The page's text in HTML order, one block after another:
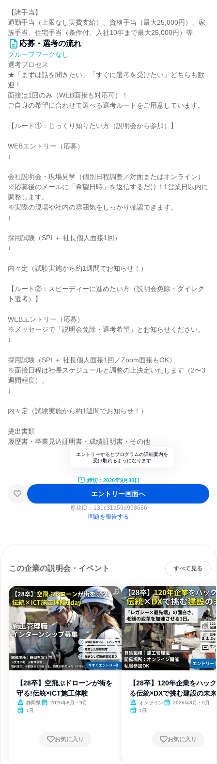
【諸手当】
通勤手当（上限なし実費支給）、資格手当（最大25,000円）、家
族手当、住宅手当（条件付、入社10年まで最大25,000円）等
応募・選考の流れ
グループワークなし
選考プロセス
★「まずは話を聞きたい」「すぐに選考を受けたい」どちらも歓
迎！
面接は1回のみ（WEB面接も対応可）！
ご自身の希望に合わせて選べる選考ルートをご用意しています。
【ルート①：じっくり知りたい方（説明会から参加）】
WEBエントリー（応募）
↓
会社説明会・現場見学（個別日程調整／対面またはオンライン）
※応募後のメールに「希望日時」を返信するだけ！1営業日以内に
調整します。
※実際の現場や社内の雰囲気をしっかり確認できます。
↓
採用試験（SPI ＋ 社長個人面接1回）
↓
内々定（試験実施から約1週間でお知らせ！）
【ルート②：スピーディーに進めたい方（説明会免除・ダイレク
ト選考）】
WEBエントリー（応募）
※メッセージで「説明会免除・選考希望」とお知らせください。
↓
採用試験（SPI ＋ 社長個人面接1回／Zoom面接もOK）
※面接日程は社長スケジュールと調整の上決定いたします（2〜3
週間程度）。
↓
内々定（試験実施から約1週間でお知らせ！）
提出書類
履歴書・卒業見込証明書・成績証明書・その他
エントリーするとプログラムの詳細案内を
受け取れるようになります
締切：2026年9月30日
エントリー画面へ
原稿ID： 131c31a59d998666
問題を報告する
この企業の説明会・イベント すべて見る
【28卒】空飛ぶドローンが街を
守る!伝統×ICT施工体験
静岡県
2026年8月・9月
1日
お気に入り
【28卒】120年企業をハッ
る伝統×DXで挑む建設の未来
オンライン
2026年8月・9月
1日
お気に入り